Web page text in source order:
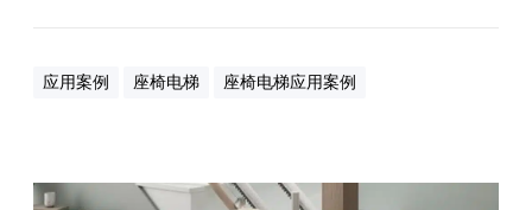
应用案例 座椅电梯 座椅电梯应用案例
7